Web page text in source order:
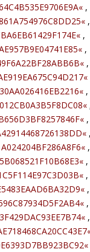
« ,
« ,
« ,
« ,
« ,
«
« ,
«
« ,
« ,
« ,
« ,
« ,
« ,
« ,
« ,
«